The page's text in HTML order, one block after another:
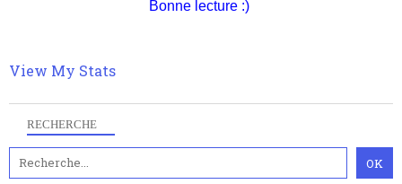
RECHERCHE
contrat est la marque d'une complexité, riche de
choses.
Bonne lecture :)
View My Stats